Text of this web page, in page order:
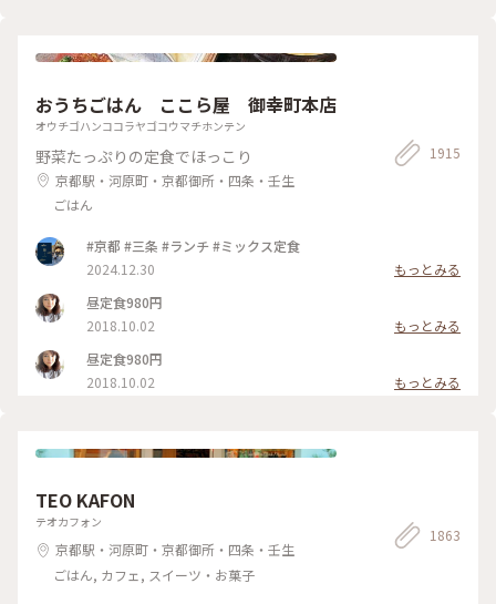
おうちごはん ここら屋 御幸町本店
オウチゴハンココラヤゴコウマチホンテン
野菜たっぷりの定食でほっこり
京都駅・河原町・京都御所・四条・壬生
ごはん
1915
#京都 #三条 #ランチ #ミックス定食
2024.12.30
もっとみる
昼定食980円
2018.10.02
もっとみる
昼定食980円
2018.10.02
もっとみる
TEO KAFON
テオカフォン
京都駅・河原町・京都御所・四条・壬生
ごはん, カフェ, スイーツ・お菓子
1863